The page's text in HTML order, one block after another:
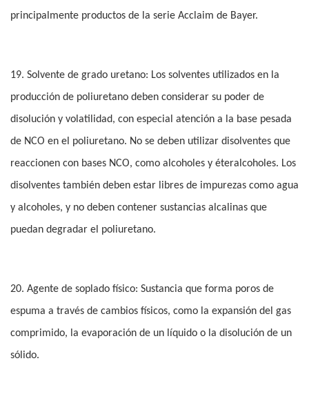
principalmente productos de la serie Acclaim de Bayer.
19. Solvente de grado uretano: Los solventes utilizados en la
producción de poliuretano deben considerar su poder de
disolución y volatilidad, con especial atención a la base pesada
de NCO en el poliuretano. No se deben utilizar disolventes que
reaccionen con bases NCO, como alcoholes y éteralcoholes. Los
disolventes también deben estar libres de impurezas como agua
y alcoholes, y no deben contener sustancias alcalinas que
puedan degradar el poliuretano.
20. Agente de soplado físico: Sustancia que forma poros de
espuma a través de cambios físicos, como la expansión del gas
comprimido, la evaporación de un líquido o la disolución de un
sólido.